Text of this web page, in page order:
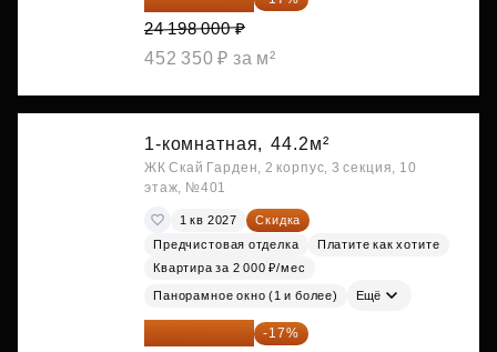
24 198 000 ₽
452 350 ₽ за м²
1-комнатная, 44.2м²
ЖК Скай Гарден, 2 корпус, 3 секция, 10
этаж, №401
1 кв 2027
Скидка
Предчистовая отделка
Платите как хотите
Квартира за 2 000 ₽/мес
Панорамное окно (1 и более) Ещё
20 122 271 ₽ -17%